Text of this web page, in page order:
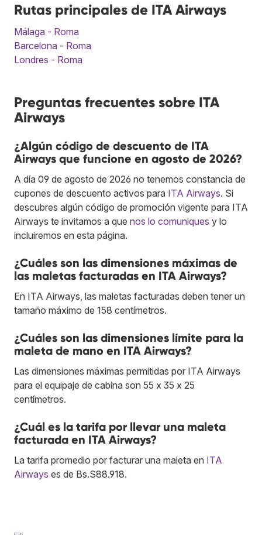
Rutas principales de ITA Airways
Málaga - Roma
Barcelona - Roma
Londres - Roma
Preguntas frecuentes sobre ITA
Airways
¿Algún código de descuento de ITA
Airways que funcione en agosto de 2026?
A día 09 de agosto de 2026 no tenemos constancia de
cupones de descuento activos para ITA Airways. Si
descubres algún código de promoción vigente para ITA
Airways te invitamos a que nos lo comuniques y lo
incluiremos en esta página.
¿Cuáles son las dimensiones máximas de
las maletas facturadas en ITA Airways?
En ITA Airways, las maletas facturadas deben tener un
tamaño máximo de 158 centímetros.
¿Cuáles son las dimensiones límite para la
maleta de mano en ITA Airways?
Las dimensiones máximas permitidas por ITA Airways
para el equipaje de cabina son 55 x 35 x 25
centímetros.
¿Cuál es la tarifa por llevar una maleta
facturada en ITA Airways?
La tarifa promedio por facturar una maleta en ITA
Airways es de Bs.S88.918.